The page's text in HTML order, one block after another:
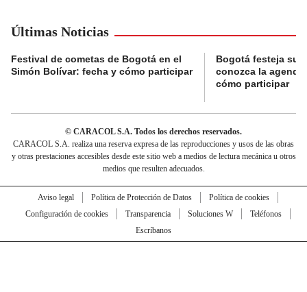
Últimas Noticias
Festival de cometas de Bogotá en el
Simón Bolívar: fecha y cómo participar
Bogotá festeja su
conozca la
cómo participar
© CARACOL S.A. Todos los derechos reservados.
CARACOL S.A. realiza una reserva expresa de las reproducciones y usos de las obras
y otras prestaciones accesibles desde este sitio web a medios de lectura mecánica u otros
medios que resulten adecuados.
Aviso legal Política de Protección de Datos
Política de cookies
Configuración de cookies
Transparencia Soluciones W
Teléfonos
Escríbanos